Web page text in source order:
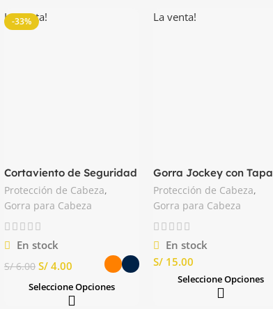
-33%
La venta!
Cortaviento de Seguridad
Drill Tecnología
Protección de Cabeza,
Gorra para Cabeza
En stock
S/6.00 S/ 4.00
Seleccione Opciones
La venta!
Gorra Jockey con Tapa
Sol Nacional
Protección de Cabeza,
Gorra para Cabeza
En stock
S/
Seleccione Opciones